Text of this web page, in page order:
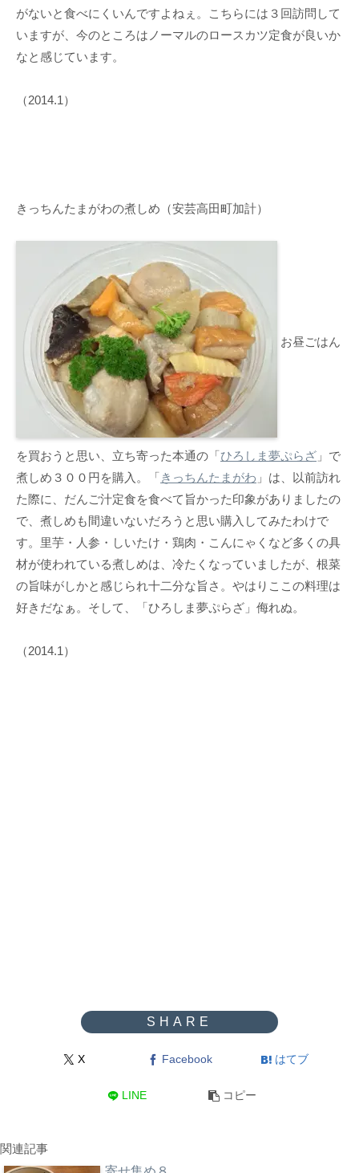
がないと食べにくいんですよねぇ。こちらには３回訪問して
いますが、今のところはノーマルのロースカツ定食が良いか
なと感じています。
（2014.1）
きっちんたまがわの煮しめ（安芸高田町加計）
お昼ごはん
を買おうと思い、立ち寄った本通の「ひろしま夢ぷらざ 」で
煮しめ３００円を購入。「きっちんたまがわ 」は、以前訪れ
た際に、だんご汁定食を食べて旨かった印象がありましたの
で、煮しめも間違いないだろうと思い購入してみたわけで
す。里芋・人参・しいたけ・鶏肉・こんにゃくなど多くの具
材が使われている煮しめは、冷たくなっていましたが、根菜
の旨味がしかと感じられ十二分な旨さ。やはりここの料理は
好きだなぁ。そして、「ひろしま夢ぷらざ」侮れぬ。
（2014.1）
X Facebook はてブ
LINE コピー
関連記事